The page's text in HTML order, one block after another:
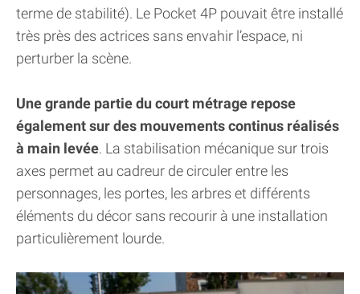
terme de stabilité). Le Pocket 4P pouvait être installé
très près des actrices sans envahir l’espace, ni
perturber la scène.
Une grande partie du court métrage repose
également sur des mouvements continus réalisés
à main levée. La stabilisation mécanique sur trois
axes permet au cadreur de circuler entre les
personnages, les portes, les arbres et différents
éléments du décor sans recourir à une installation
particulièrement lourde.